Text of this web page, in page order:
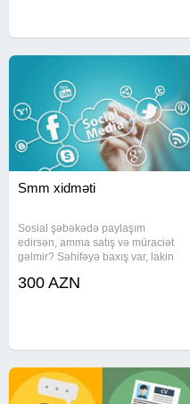
Smm xidməti
Sosial şəbəkədə paylaşım
edirsən, amma satış və müraciət
gəlmir? Səhifəyə baxış var, lakin
kompleks xidmət göstərilir. Xidmət
300 AZN